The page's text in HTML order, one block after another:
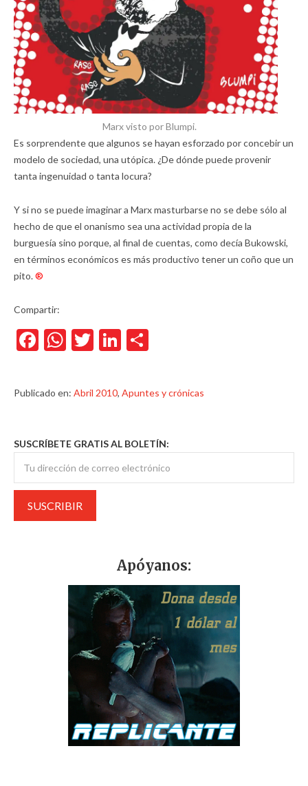
Marx visto por Blumpi.
Es sorprendente que algunos se hayan esforzado por concebir un
modelo de sociedad, una utópica. ¿De dónde puede provenir
tanta ingenuidad o tanta locura?
Y si no se puede imaginar a Marx masturbarse no se debe sólo al
hecho de que el onanismo sea una actividad propia de la
burguesía sino porque, al final de cuentas, como decía Bukowski,
en términos económicos es más productivo tener un coño que un
pito.®
Compartir:
Facebook
WhatsApp
TwitterLinkedIn
Publicado en: Abril 2010, Apuntes y crónicas
SUSCRÍBETE GRATIS AL BOLETÍN:
Apóyanos: